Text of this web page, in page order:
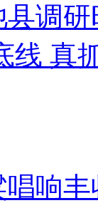
调
线 真
响丰